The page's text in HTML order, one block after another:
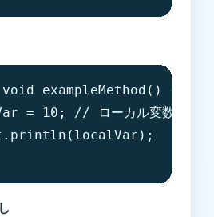
exampleMethod() {
= 10; // ローカル変数